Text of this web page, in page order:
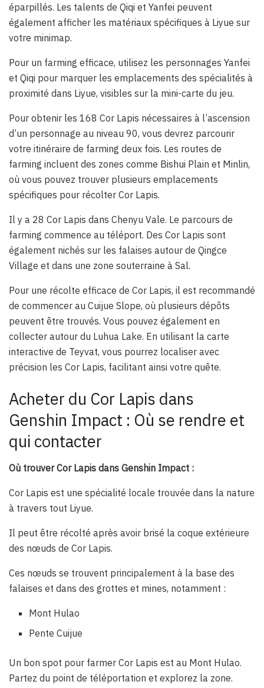
éparpillés. Les talents de Qiqi et Yanfei peuvent
également afficher les matériaux spécifiques à Liyue sur
votre minimap.
Pour un farming efficace, utilisez les personnages Yanfei
et Qiqi pour marquer les emplacements des spécialités à
proximité dans Liyue, visibles sur la mini-carte du jeu.
Pour obtenir les 168 Cor Lapis nécessaires à l’ascension
d’un personnage au niveau 90, vous devrez parcourir
votre itinéraire de farming deux fois. Les routes de
farming incluent des zones comme Bishui Plain et Minlin,
où vous pouvez trouver plusieurs emplacements
spécifiques pour récolter Cor Lapis.
Il y a 28 Cor Lapis dans Chenyu Vale. Le parcours de
farming commence au téléport. Des Cor Lapis sont
également nichés sur les falaises autour de Qingce
Village et dans une zone souterraine à Sal.
Pour une récolte efficace de Cor Lapis, il est recommandé
de commencer au Cuijue Slope, où plusieurs dépôts
peuvent être trouvés. Vous pouvez également en
collecter autour du Luhua Lake. En utilisant la carte
interactive de Teyvat, vous pourrez localiser avec
précision les Cor Lapis, facilitant ainsi votre quête.
Acheter du Cor Lapis dans
Genshin Impact : Où se rendre et
qui contacter
Où trouver Cor Lapis dans Genshin Impact :
Cor Lapis est une spécialité locale trouvée dans la nature
à travers tout Liyue.
Il peut être récolté après avoir brisé la coque extérieure
des nœuds de Cor Lapis.
Ces nœuds se trouvent principalement à la base des
falaises et dans des grottes et mines, notamment :
Mont Hulao
Pente Cuijue
Un bon spot pour farmer Cor Lapis est au Mont Hulao.
Partez du point de téléportation et explorez la zone.